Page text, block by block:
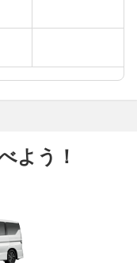
よう！